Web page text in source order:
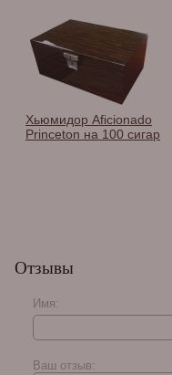
Хьюмидор Aficionado
Princeton на 100 сигар
Отзывы
Имя:
Ваш отзыв: